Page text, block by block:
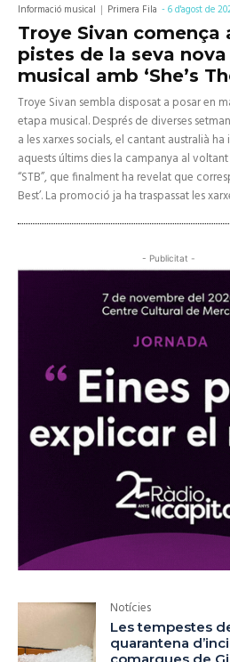
Informació musical Primera Fila -6 d'agost de
Troye Sivan comença
pistes de la seva nova
musical amb ‘She’s
Troye Sivan sembla disposat a posar en
etapa musical. Després de diverses
a les xarxes socials, el cantant australià
aquests últims dies la campanya al
“STB”, que finalment ha revelat que
Best’. La promoció ja ha traspassat les
- Publicitat -
Notícies
Les tempestes
quarantena